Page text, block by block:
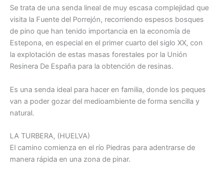
Se trata de una senda lineal de muy escasa complejidad que
visita la Fuente del Porrejón, recorriendo espesos bosques
de pino que han tenido importancia en la economía de
Estepona, en especial en el primer cuarto del siglo XX, con
la explotación de estas masas forestales por la Unión
Resinera De España para la obtención de resinas.
Es una senda ideal para hacer en familia, donde los peques
van a poder gozar del medioambiente de forma sencilla y
natural.
LA TURBERA, (HUELVA)
El camino comienza en el río Piedras para adentrarse de
manera rápida en una zona de pinar.